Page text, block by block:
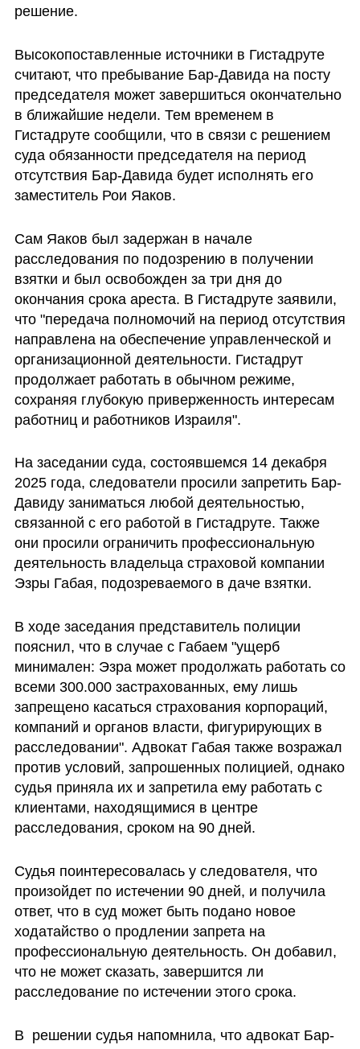
решение.
Высокопоставленные источники в Гистадруте
считают, что пребывание Бар-Давида на посту
председателя может завершиться окончательно
в ближайшие недели. Тем временем в
Гистадруте сообщили, что в связи с решением
суда обязанности председателя на период
отсутствия Бар-Давида будет исполнять его
заместитель Рои Яаков.
Сам Яаков был задержан в начале
расследования по подозрению в получении
взятки и был освобожден за три дня до
окончания срока ареста. В Гистадруте заявили,
что "передача полномочий на период отсутствия
направлена на обеспечение управленческой и
организационной деятельности. Гистадрут
продолжает работать в обычном режиме,
сохраняя глубокую приверженность интересам
работниц и работников Израиля".
На заседании суда, состоявшемся 14 декабря
2025 года, следователи просили запретить Бар-
Давиду заниматься любой деятельностью,
связанной с его работой в Гистадруте. Также
они просили ограничить профессиональную
деятельность владельца страховой компании
Эзры Габая, подозреваемого в даче взятки.
В ходе заседания представитель полиции
пояснил, что в случае с Габаем "ущерб
минимален: Эзра может продолжать работать со
всеми 300.000 застрахованных, ему лишь
запрещено касаться страхования корпораций,
компаний и органов власти, фигурирующих в
расследовании". Адвокат Габая также возражал
против условий, запрошенных полицией, однако
судья приняла их и запретила ему работать с
клиентами, находящимися в центре
расследования, сроком на 90 дней.
Судья поинтересовалась у следователя, что
произойдет по истечении 90 дней, и получила
ответ, что в суд может быть подано новое
ходатайство о продлении запрета на
профессиональную деятельность. Он добавил,
что не может сказать, завершится ли
расследование по истечении этого срока.
В  решении судья напомнила, что адвокат Бар-